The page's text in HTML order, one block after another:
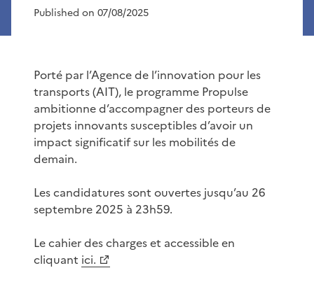
Published on 07/08/2025
Porté par l’Agence de l’innovation pour les
transports (AIT), le programme Propulse
ambitionne d’accompagner des porteurs de
projets innovants susceptibles d’avoir un
impact significatif sur les mobilités de
demain.
Les candidatures sont ouvertes jusqu’au 26
septembre 2025 à 23h59.
Le cahier des charges et accessible en
cliquant ici.